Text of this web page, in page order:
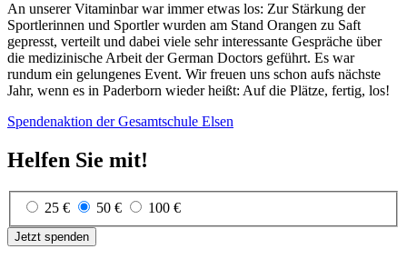
An unserer Vitaminbar war immer etwas los: Zur Stärkung der
Sportlerinnen und Sportler wurden am Stand Orangen zu Saft
gepresst, verteilt und dabei viele sehr interessante Gespräche über
die medizinische Arbeit der German Doctors geführt. Es war
rundum ein gelungenes Event. Wir freuen uns schon aufs nächste
Jahr, wenn es in Paderborn wieder heißt: Auf die Plätze, fertig, los!
Spendenaktion der Gesamtschule Elsen
Helfen Sie mit!
25 € 50 € 100 €
Jetzt spenden